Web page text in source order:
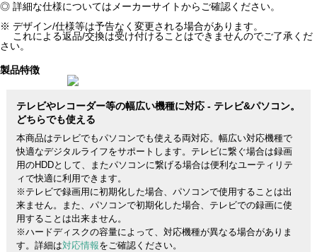
◎ 詳細な仕様についてはメーカーサイトからご確認ください。
※ デザイン/仕様等は予告なく変更される場合があります。
これによる返品/交換は受け付けることはできませんのでご了承くだ
さい。
製品特徴
テレビやレコーダー等の幅広い機種に対応 - テレビ&パソコン。
どちらでも使える
本商品はテレビでもパソコンでも使える両対応。幅広い対応機種で
快適なデジタルライフをサポートします。テレビに繋ぐ場合は録画
用のHDDとして、またパソコンに繋げる場合は便利なユーティリテ
ィで快適に利用できます。
※テレビで録画用に初期化した場合、パソコンで使用することは出
来ません。また、パソコンで初期化した場合、テレビでの録画に使
用することは出来ません。
※ハードディスクの容量によって、対応機種が異なる場合がありま
す。詳細は対応情報をご確認ください。